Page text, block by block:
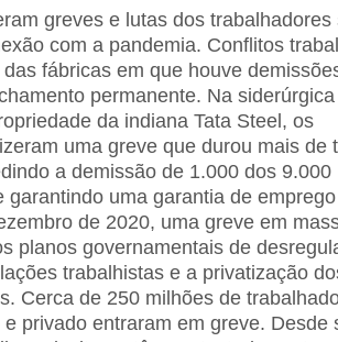
greves e lutas dos trabalhadores
com a pandemia. Conflitos
fábricas em que houve
permanente. Na
da indiana Tata Steel, os
uma greve que durou mais de
a demissão de 1.000 dos 9.000
garantindo uma garantia de
de 2020, uma greve em
planos governamentais de
trabalhistas e a privatização
Cerca de 250 milhões de
privado entraram em greve. Desde